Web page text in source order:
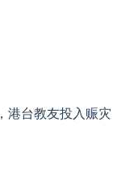
港台教友投入赈灾